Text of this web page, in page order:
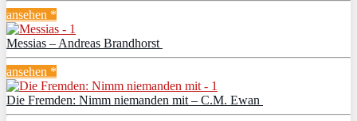
ansehen *
Messias – Andreas Brandhorst
ansehen *
Die Fremden: Nimm niemanden mit – C.M. Ewan